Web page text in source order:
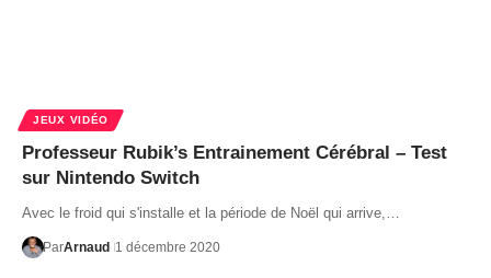
JEUX VIDÉO
Professeur Rubik’s Entrainement Cérébral – Test
sur Nintendo Switch
Avec le froid qui s'installe et la période de Noël qui arrive,…
ParArnaud 1 décembre 2020